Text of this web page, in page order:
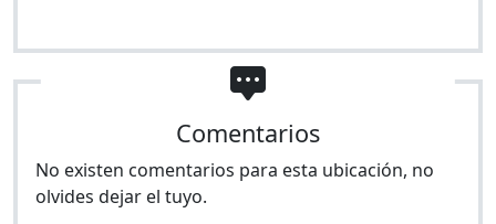
Comentarios
No existen comentarios para esta ubicación, no
olvides dejar el tuyo.